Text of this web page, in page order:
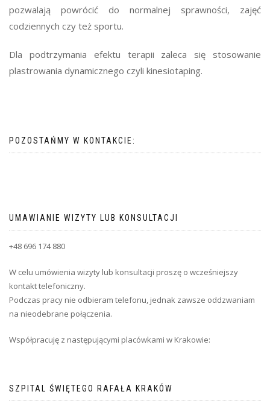
pozwalają powrócić do normalnej sprawności, zajęć
codziennych czy też sportu.
Dla podtrzymania efektu terapii zaleca się stosowanie
plastrowania dynamicznego czyli kinesiotaping.
POZOSTAŃMY W KONTAKCIE:
UMAWIANIE WIZYTY LUB KONSULTACJI
+48 696 174 880
W celu umówienia wizyty lub konsultacji proszę o wcześniejszy
kontakt telefoniczny.
Podczas pracy nie odbieram telefonu, jednak zawsze oddzwaniam
na nieodebrane połączenia.
Współpracuję z następującymi placówkami w Krakowie:
SZPITAL ŚWIĘTEGO RAFAŁA KRAKÓW